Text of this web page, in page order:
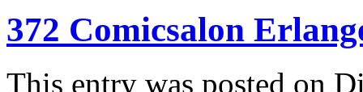
372 Comicsalon
This entry was posted on